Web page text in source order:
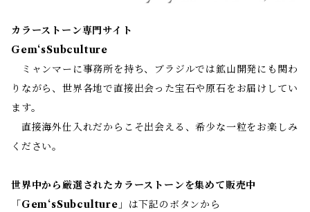
カラーストーン専門サイト
Gem‘sSubculture
ミャンマーに事務所を持ち、ブラジルでは鉱山開発にも関わ
りながら、世界各地で直接出会った宝石や原石をお届けしてい
ます。
直接海外仕入れだからこそ出会える、希少な一粒をお楽しみ
ください。
世界中から厳選されたカラーストーンを集めて販売中
「 Gem‘sSubculture 」は下記のボタンから